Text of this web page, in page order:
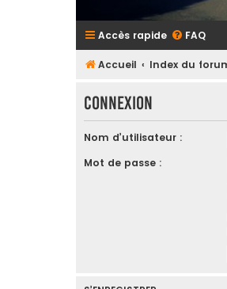
Accès rapide FAQ
Accueil Index du
Connexion
Nom d’utilisateur :
Mot de passe :